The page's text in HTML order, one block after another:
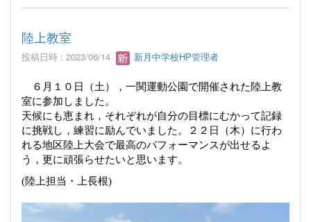
陸上教室
投稿日時 : 2023/06/14 新月中学校HP管理者
６月１０日（土），一関運動公園で開催された陸上教
室に参加しました。
天候にも恵まれ，それぞれが自分の目標にむかって記録
に挑戦し，練習に励んでいました。２２日（木）に行わ
れる地区陸上大会で最高のパフォーマンスが出せるよ
う，更に頑張らせたいと思います。
(陸上担当・上長根)